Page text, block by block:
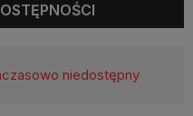
niedostępny